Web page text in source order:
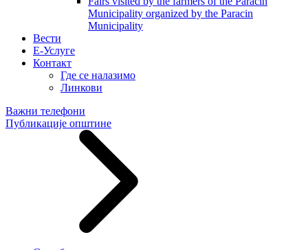
Municipality organized by the Paracin
Municipality
Вести
E-Услуге
Контакт
Где се налазимо
Линкови
Важни телефони
Публикације општине